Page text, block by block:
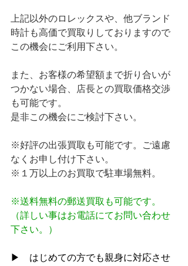
上記以外のロレックスや、他ブランド
時計も高価で買取りしておりますので
この機会にご利用下さい。
また、お客様の希望額まで折り合いが
つかない場合、店長との買取価格交渉
も可能です。
是非この機会にご検討下さい。
※好評の出張買取も可能です。ご遠慮
なくお申し付け下さい。
※１万以上のお買取で駐車場無料。
※送料無料の郵送買取も可能です。
（詳しい事はお電話にてお問い合わせ
下さい。）
▶　はじめての方でも親身に対応させ